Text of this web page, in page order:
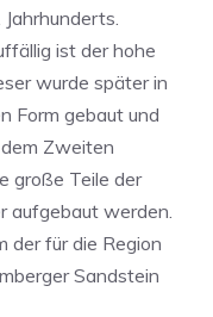
ist der hohe
wurde später in
Form gebaut und
Zweiten
große Teile der
aufgebaut werden.
der für die Region
Sandstein